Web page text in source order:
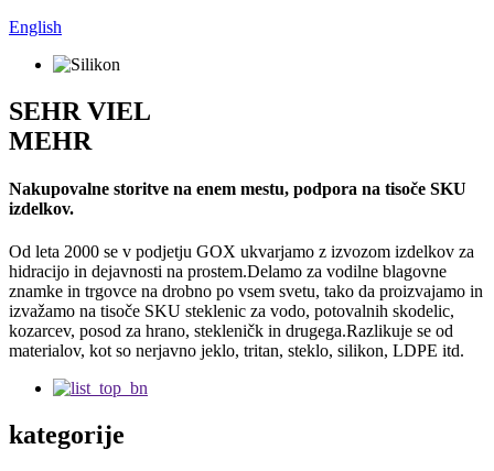
English
SEHR VIEL
MEHR
Nakupovalne storitve na enem mestu, podpora na tisoče SKU
izdelkov.
Od leta 2000 se v podjetju GOX ukvarjamo z izvozom izdelkov za
hidracijo in dejavnosti na prostem.Delamo za vodilne blagovne
znamke in trgovce na drobno po vsem svetu, tako da proizvajamo in
izvažamo na tisoče SKU steklenic za vodo, potovalnih skodelic,
kozarcev, posod za hrano, stekleničk in drugega.Razlikuje se od
materialov, kot so nerjavno jeklo, tritan, steklo, silikon, LDPE itd.
kategorije